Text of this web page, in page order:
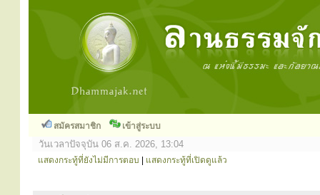
สมัครสมาชิก เข้าสู่ระบบ
วันเวลาปัจจุบัน 06 ส.ค. 2026, 13:04
แสดงกระทู้ที่ยังไม่มีการตอบ แสดงกระทู้ที่เปิดดูแล้ว